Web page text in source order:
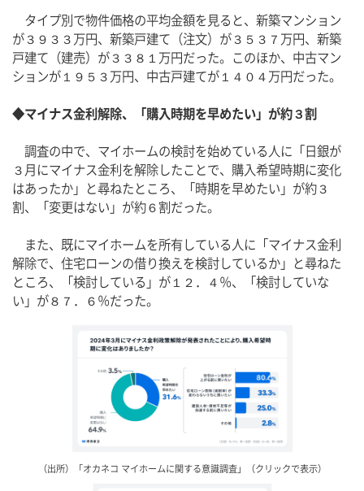
タイプ別で物件価格の平均金額を見ると、新築マンション
が３９３３万円、新築戸建て（注文）が３５３７万円、新築
戸建て（建売）が３３８１万円だった。このほか、中古マン
ションが１９５３万円、中古戸建てが１４０４万円だった。
◆マイナス金利解除、「購入時期を早めたい」が約３割
調査の中で、マイホームの検討を始めている人に「日銀が
３月にマイナス金利を解除したことで、購入希望時期に変化
はあったか」と尋ねたところ、「時期を早めたい」が約３
割、「変更はない」が約６割だった。
また、既にマイホームを所有している人に「マイナス金利
解除で、住宅ローンの借り換えを検討しているか」と尋ねた
ところ、「検討している」が１２．４％、「検討していな
い」が８７．６％だった。
（出所）「オカネコ マイホームに関する意識調査」（クリックで表示）